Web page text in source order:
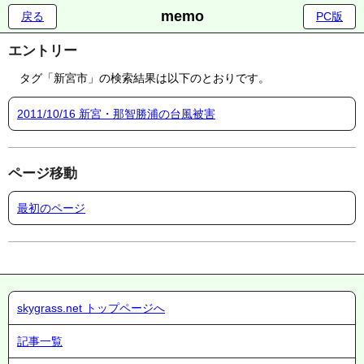
memo
戻る PC版
エントリー
タグ「新宮市」の検索結果は以下のとおりです。
2011/10/16 新宮・那智勝浦の台風被害
ページ移動
最初のページ
skygrass.net トップページへ
記事一覧